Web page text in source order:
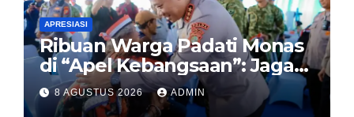
APRESIASI
Ribuan Warga Padati Monas
di “Apel Kebangsaan”: Jaga
Jakarta Berarti Jaga
Indonesia
8 AGUSTUS 2026 ADMIN